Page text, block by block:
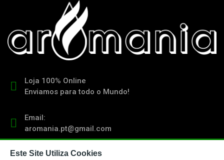
Loja 100% Online
Enviamos para todo o Mundo!
Email:
aromania.pt@gmail.com
Contacto:
Este Site Utiliza Cookies